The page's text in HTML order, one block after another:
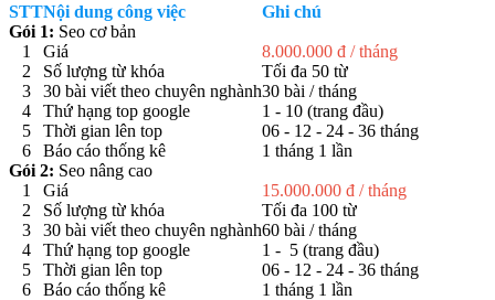
STTNội dung công việc
Ghi chú
Gói 1: Seo cơ bản
1
Giá
8.000.000 đ / tháng
2
Số lượng từ khóa
Tối đa 50 từ
3
30 bài viết theo chuyên nghành30 bài / tháng
4
Thứ hạng top google
1 - 10 (trang đầu)
5
Thời gian lên top
06 - 12 - 24 - 36 tháng
6
Báo cáo thống kê
1 tháng 1 lần
Gói 2: Seo nâng cao
1
Giá
15.000.000 đ / tháng
2
Số lượng từ khóa
Tối đa 100 từ
3
30 bài viết theo chuyên nghành60 bài / tháng
4
Thứ hạng top google
1 - 5 (trang đầu)
5
Thời gian lên top
06 - 12 - 24 - 36 tháng
6
Báo cáo thống kê 1 tháng 1 lần